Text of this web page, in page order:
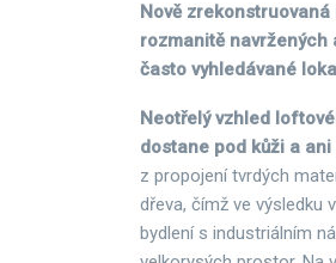
Nově
rozmanitě
často vyhledávané
Neotřelý vzhled
dostane pod kůži a
z propojení tvrdých
dřeva, čímž ve výsledku
bydlení s industriálním